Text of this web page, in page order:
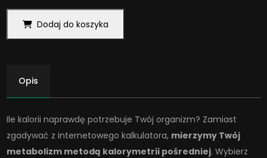
analiza
metabolizmuDodaj do koszyka
Opis
Ile kalorii naprawdę potrzebuje Twój organizm? Zamiast
zgadywać z internetowego kalkulatora, mierzymy Twój
metabolizm metodą kalorymetrii pośredniej. Wybierz